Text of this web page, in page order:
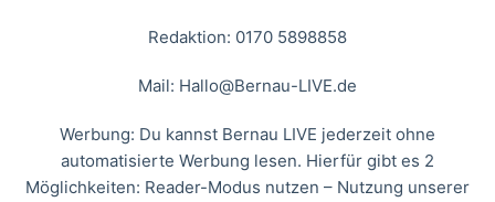
Redaktion: 0170 5898858
Mail: Hallo@Bernau-LIVE.de
Werbung: Du kannst Bernau LIVE jederzeit ohne
automatisierte Werbung lesen. Hierfür gibt es 2
Möglichkeiten: Reader-Modus nutzen – Nutzung unserer